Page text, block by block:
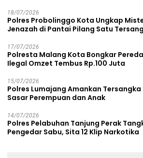
18/07/2026
Polres Probolinggo Kota Ungkap
Jenazah di Pantai Pilang Satu
17/07/2026
Polresta Malang Kota Bongkar
Ilegal Omzet Tembus Rp.100 Juta
15/07/2026
Polres Lumajang Amankan
Sasar Perempuan dan Anak
14/07/2026
Polres Pelabuhan Tanjung Perak
Pengedar Sabu, Sita 12 Klip Narkotika